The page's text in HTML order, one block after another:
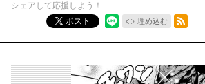
シェアして応援しよう！
ポスト
埋め込む
RSSフィード